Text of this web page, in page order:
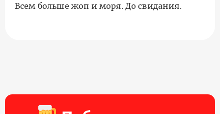
Всем больше жоп и моря. До свидания.